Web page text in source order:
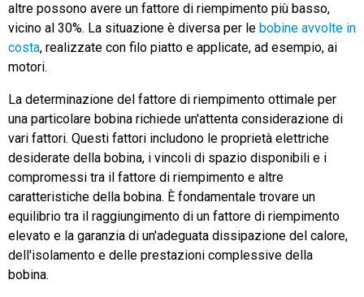
altre possono avere un fattore di riempimento più basso,
vicino al 30%. La situazione è diversa per le bobine avvolte in
costa, realizzate con filo piatto e applicate, ad esempio, ai
motori.
La determinazione del fattore di riempimento ottimale per
una particolare bobina richiede un'attenta considerazione di
vari fattori. Questi fattori includono le proprietà elettriche
desiderate della bobina, i vincoli di spazio disponibili e i
compromessi tra il fattore di riempimento e altre
caratteristiche della bobina. È fondamentale trovare un
equilibrio tra il raggiungimento di un fattore di riempimento
elevato e la garanzia di un'adeguata dissipazione del calore,
dell'isolamento e delle prestazioni complessive della
bobina.